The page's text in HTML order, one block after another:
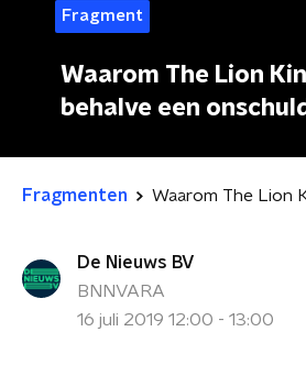
Fragment
Waarom The Lion
behalve een
Fragmenten
De Nieuws BV
BNNVARA
16 juli 2019 12:00 - 13:00